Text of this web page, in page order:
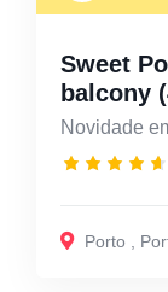
Sweet
balcony
Novidade
Porto ,